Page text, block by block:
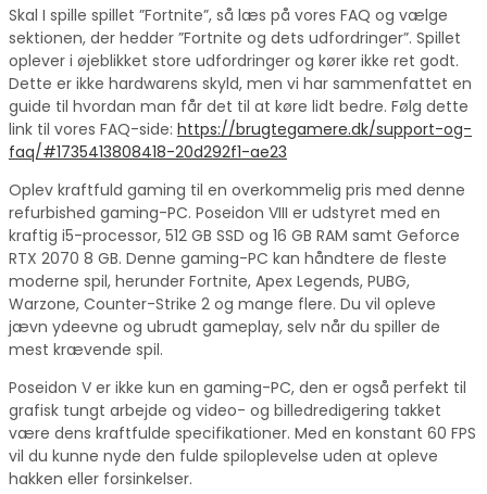
Skal I spille spillet ”Fortnite”, så læs på vores FAQ og vælge
sektionen, der hedder ”Fortnite og dets udfordringer”. Spillet
oplever i øjeblikket store udfordringer og kører ikke ret godt.
Dette er ikke hardwarens skyld, men vi har sammenfattet en
guide til hvordan man får det til at køre lidt bedre. Følg dette
link til vores FAQ-side: https://brugtegamere.dk/support-og-
faq/#1735413808418-20d292f1-ae23
Oplev kraftfuld gaming til en overkommelig pris med denne
refurbished gaming-PC. Poseidon VIII er udstyret med en
kraftig i5-processor, 512 GB SSD og 16 GB RAM samt Geforce
RTX 2070 8 GB. Denne gaming-PC kan håndtere de fleste
moderne spil, herunder Fortnite, Apex Legends, PUBG,
Warzone, Counter-Strike 2 og mange flere. Du vil opleve
jævn ydeevne og ubrudt gameplay, selv når du spiller de
mest krævende spil.
Poseidon V er ikke kun en gaming-PC, den er også perfekt til
grafisk tungt arbejde og video- og billedredigering takket
være dens kraftfulde specifikationer. Med en konstant 60 FPS
vil du kunne nyde den fulde spiloplevelse uden at opleve
hakken eller forsinkelser.